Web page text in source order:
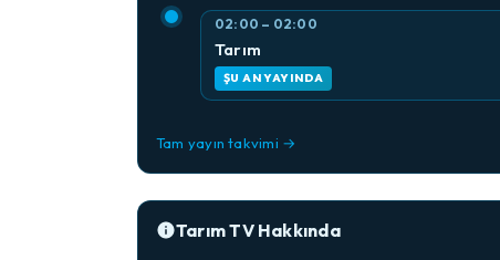
02:00 – 02:00
Tarım
ŞU AN YAYINDA
Tam yayın takvimi →
Tarım TV Hakkında